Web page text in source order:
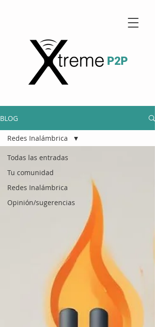
P2P
BLOG
Todas las entradas
Tu comunidad
Redes Inalámbrica
Opinión/sugerencias
Redes Inalámbrica